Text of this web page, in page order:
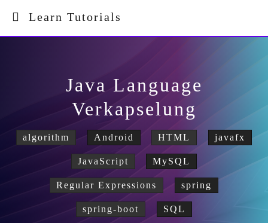
Learn Tutorials
Java Language
Verkapselung
algorithm Android HTML javafx
JavaScript MySQL
Regular Expressions spring
spring-boot SQL